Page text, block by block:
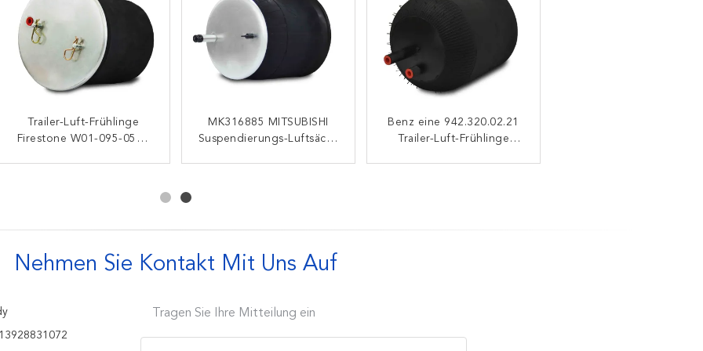
Trailer-Luft-Frühlinge
Firestone W01-095-0500
MK316885 MITSUBISHI
Suspendierungs-Luftsäcke
Benz eine 942.320.02.21
Trailer-Luft-Frühlinge
Luft-Frühling 4159NP03
Contitech 1DK21B-2
Trailer-Luft-Frühlinge
Contitech 4183NP23
Industrielles des
Firestone-6705NP01
Nehmen Sie Kontakt Mit Uns Auf
Tragen Sie Ihre Mitteilung ein